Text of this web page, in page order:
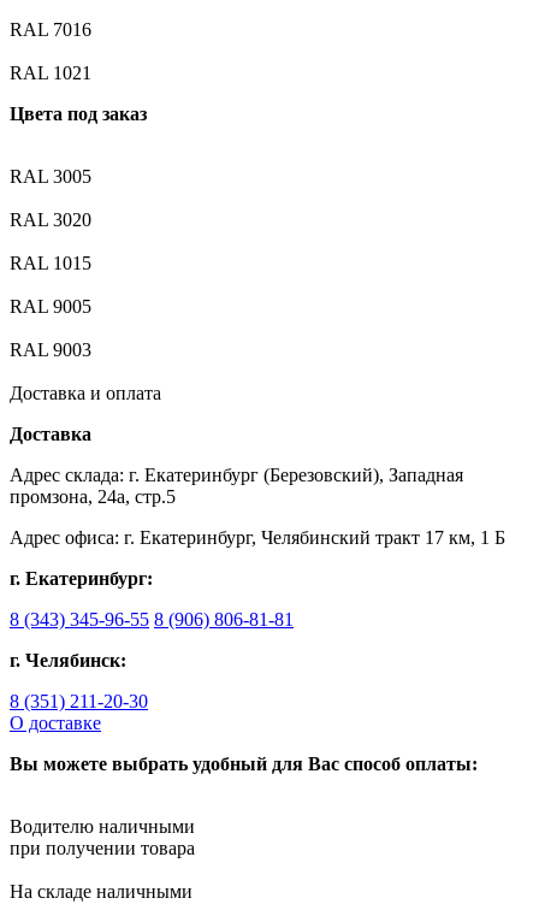
RAL 7016
RAL 1021
Цвета под заказ
RAL 3005
RAL 3020
RAL 1015
RAL 9005
RAL 9003
Доставка и оплата
Доставка
Адрес склада: г. Екатеринбург (Березовский), Западная
промзона, 24а, стр.5
Адрес офиса: г. Екатеринбург, Челябинский тракт 17 км, 1 Б
г. Екатеринбург:
8 (343) 345-96-55 8 (906) 806-81-81
г. Челябинск:
8 (351) 211-20-30
О доставке
Вы можете выбрать удобный для Вас способ оплаты:
Водителю наличными
при получении товара
На складе наличными